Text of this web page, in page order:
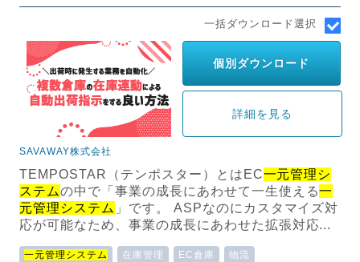
一括ダウンロード選択
個別ダウンロード
詳細を見る
SAVAWAY株式会社
TEMPOSTAR（テンポスター）とはEC一元管理シ
ステムの中で「事業の成長にあわせて一生使える一
元管理システム 」です。 ASPなのにカスタマイズ対
応が可能なため、事業の成長にあわせた拡張対応...
一元管理システム 在庫管理 EC倉庫 物流